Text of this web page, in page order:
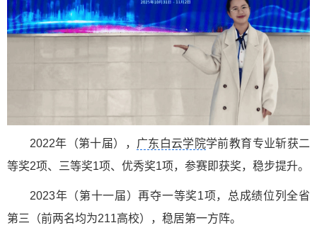
2022年（第十届）， 广东白云学院学前教育专业斩获二
等奖2项、三等奖1项、优秀奖1项，参赛即获奖，稳步提升。
2023年（第十一届）再夺一等奖1项，总成绩位列全省
第三（前两名均为211高校），稳居第一方阵。